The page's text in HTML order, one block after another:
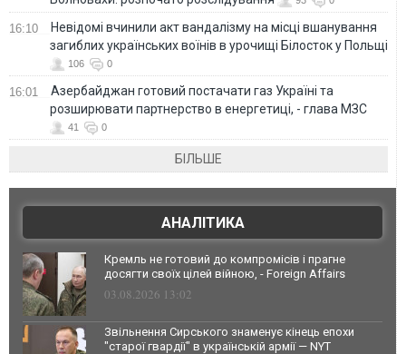
16:10
Невідомі вчинили акт вандалізму на місці вшанування
загиблих українських воїнів в урочищі Білосток у Польщі
106 0
16:01
Азербайджан готовий постачати газ Україні та
розширювати партнерство в енергетиці, - глава МЗС
41 0
БІЛЬШЕ
АНАЛІТИКА
Кремль не готовий до компромісів і прагне
досягти своїх цілей війною, - Foreign Affairs
03.08.2026 13:02
Звільнення Сирського знаменує кінець епохи
"старої гвардії" в українській армії — NYT